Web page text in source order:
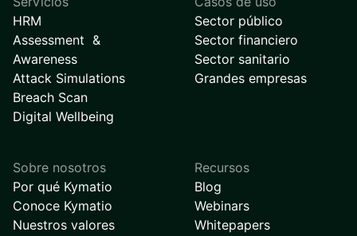
HRM
Assessment &
Awareness
Attack Simulations
Breach Scan
Digital Wellbeing
Sector público
Sector financiero
Sector sanitario
Grandes empresas
Sobre nosotros
Por qué Kymatio
Conoce Kymatio
Nuestros valores
Recursos
Blog
Webinars
Whitepapers